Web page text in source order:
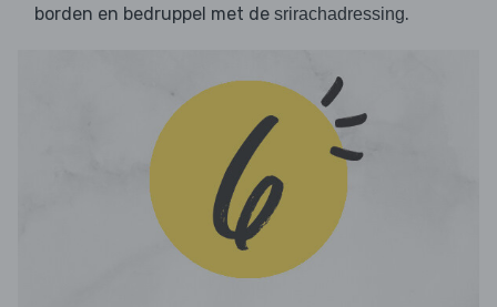
borden en bedruppel met de srirachadressing.